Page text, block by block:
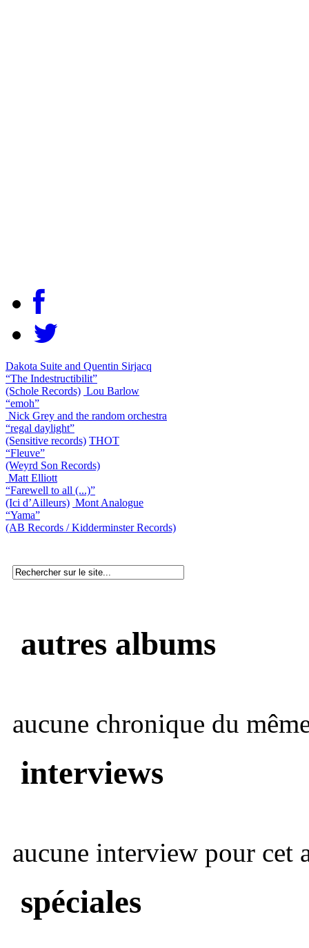
Dakota Suite and Quentin Sirjacq
“The Indestructibilit”
(Schole Records) Lou Barlow
“emoh”
Nick Grey and the random orchestra
“regal daylight”
(Sensitive records) THOT
“Fleuve”
(Weyrd Son Records)
Matt Elliott
“Farewell to all (...)”
(Ici d’Ailleurs) Mont Analogue
“Yama”
(AB Records / Kidderminster Records)
autres albums
aucune chronique du
interviews
aucune interview pour cet
spéciales